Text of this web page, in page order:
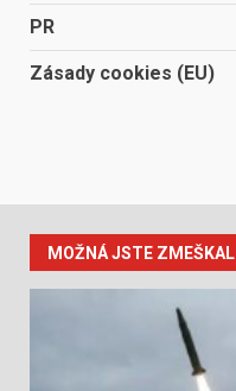
PR
Zásady cookies (EU)
MOŽNÁ JSTE ZMEŠKALI